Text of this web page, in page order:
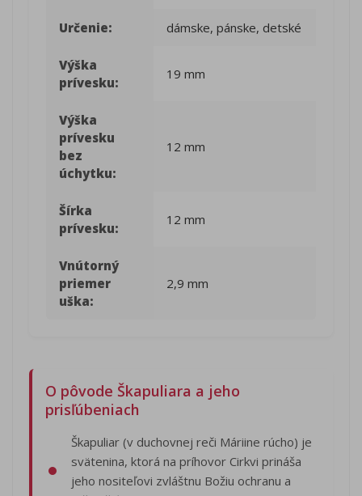
Určenie: dámske, pánske, detské
Výška
prívesku:
19 mm
Výška
prívesku
bez
úchytku:
12 mm
Šírka
prívesku:
12 mm
Vnútorný
priemer
uška:
2,9 mm
O pôvode Škapuliara a jeho
prisľúbeniach
Škapuliar (v duchovnej reči Máriine rúcho) je
svätenina, ktorá na príhovor Cirkvi prináša
jeho nositeľovi zvláštnu Božiu ochranu a